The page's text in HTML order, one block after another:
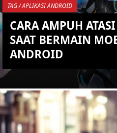
TAG / APLIKASI ANDROID
CARA AMPUH
SAAT BERMAIN
ANDROID